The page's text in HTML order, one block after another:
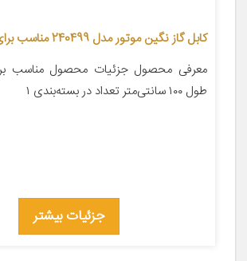
کابل گاز نگین موتور مدل 240499 مناسب برای تیبا
معرفی محصول جزئیات محصول مناسب
طول ۱۰۰ سانتی‌متر تعداد در بسته‌بندی ۱
جزئیات بیشتر